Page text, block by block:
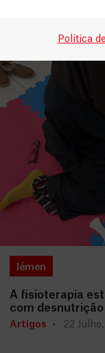
Política
Iémen
A fisioterapia
com desnutrição
Artigos 22